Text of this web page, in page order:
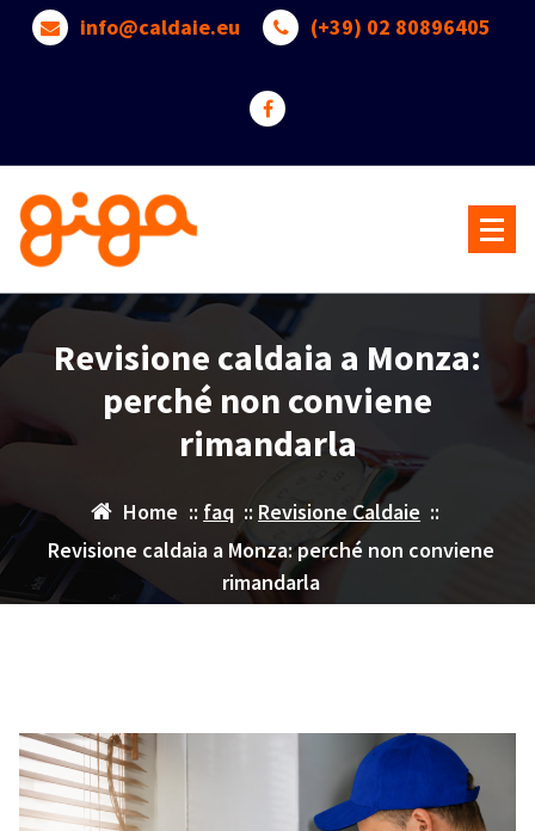
info@caldaie.eu (+39) 02 80896405
Revisione caldaia a Monza:
perché non conviene
rimandarla
Home :: faq :: Revisione Caldaie ::
Revisione caldaia a Monza: perché non conviene
rimandarla